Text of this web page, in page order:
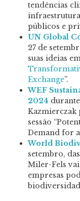
tendências
públicos e
UN Global
27 de
suas ideias
Exchange”.
WEF
2024
Kazmierczak
sessão
Demand for a
World
setembro,
Miler-Fels
empresas